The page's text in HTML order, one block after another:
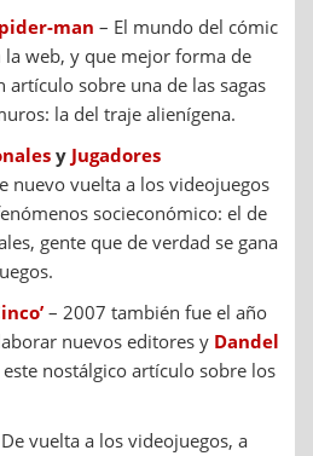
man – El mundo del cómic
web, y que mejor forma de
sobre una de las sagas
la del traje alienígena.
y Jugadores
nuevo vuelta a los videojuegos
socieconómico: el de
gente que de verdad se gana
– 2007 también fue el año
nuevos editores y Dandel
nostálgico artículo sobre los
vuelta a los videojuegos, a